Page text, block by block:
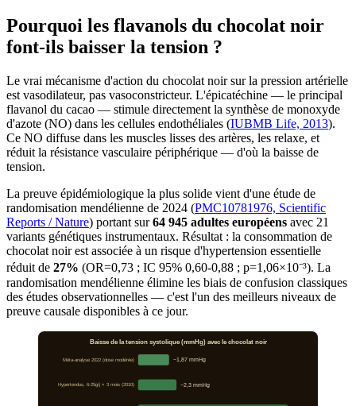
Pourquoi les flavanols du chocolat noir
font-ils baisser la tension ?
Le vrai mécanisme d'action du chocolat noir sur la pression artérielle
est vasodilateur, pas vasoconstricteur. L'épicatéchine — le principal
flavanol du cacao — stimule directement la synthèse de monoxyde
d'azote (NO) dans les cellules endothéliales (IUBMB Life, 2013).
Ce NO diffuse dans les muscles lisses des artères, les relaxe, et
réduit la résistance vasculaire périphérique — d'où la baisse de
tension.
La preuve épidémiologique la plus solide vient d'une étude de
randomisation mendélienne de 2024 (PMC10781976, Scientific
Reports / Nature) portant sur64 945 adultes européens avec 21
variants génétiques instrumentaux. Résultat : la consommation de
chocolat noir est associée à un risque d'hypertension essentielle
réduit de 27% (OR=0,73 ; IC 95% 0,60-0,88 ; p=1,06×10⁻³). La
randomisation mendélienne élimine les biais de confusion classiques
des études observationnelles — c'est l'un des meilleurs niveaux de
preuve causale disponibles à ce jour.
Baisse de la tension systolique (mmHg) avec le chocolat noir
Méta-analyse 2022 (dose modérée) −1,87 mmHg
Hypertendus, 6-25g/j × 3 mois (2010) −2,3 mmHg